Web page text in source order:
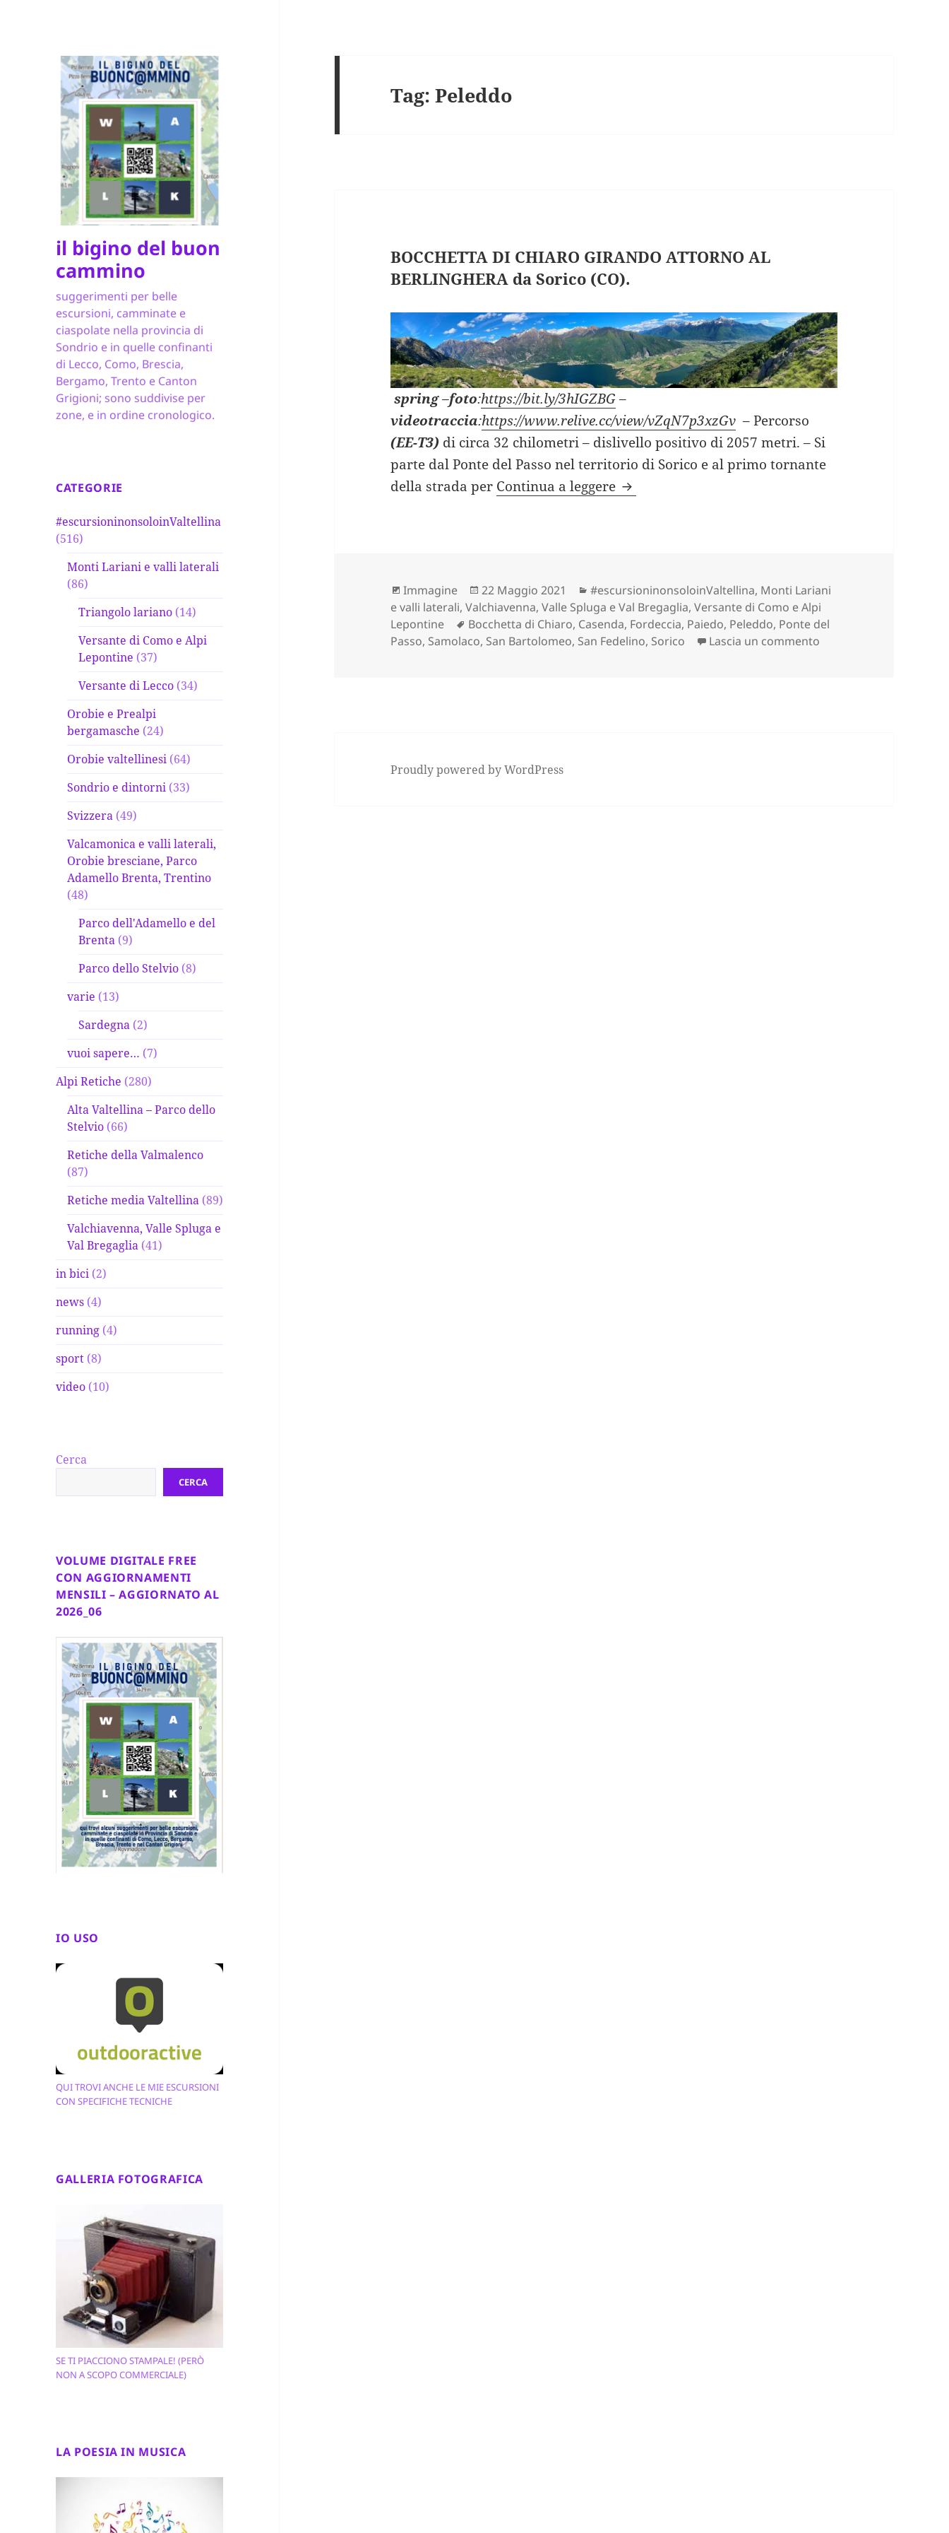
il bigino del buon
cammino
suggerimenti per belle
escursioni, camminate e
ciaspolate nella provincia di
Sondrio e in quelle confinanti
di Lecco, Como, Brescia,
Bergamo, Trento e Canton
Grigioni; sono suddivise per
zone, e in ordine cronologico.
CATEGORIE
#escursioninonsoloinValtellina
(516)
Monti Lariani e valli laterali
(86)
Triangolo lariano (14)
Versante di Como e Alpi
Lepontine (37)
Versante di Lecco (34)
Orobie e Prealpi
bergamasche (24)
Orobie valtellinesi (64)
Sondrio e dintorni (33)
Svizzera (49)
Valcamonica e valli laterali,
Orobie bresciane, Parco
Adamello Brenta, Trentino
(48)
Parco dell'Adamello e del
Brenta (9)
Parco dello Stelvio (8)
varie (13)
Sardegna (2)
vuoi sapere… (7)
Alpi Retiche (280)
Alta Valtellina – Parco dello
Stelvio (66)
Retiche della Valmalenco
(87)
Retiche media Valtellina (89)
Valchiavenna, Valle Spluga e
Val Bregaglia (41)
in bici (2)
news (4)
running (4)
sport (8)
video (10)
Cerca
CERCA
VOLUME DIGITALE FREE
CON AGGIORNAMENTI
MENSILI – AGGIORNATO AL
2026_06
IO USO
QUI TROVI ANCHE LE MIE ESCURSIONI
CON SPECIFICHE TECNICHE
GALLERIA FOTOGRAFICA
SE TI PIACCIONO STAMPALE! (PERÒ
NON A SCOPO COMMERCIALE)
LA POESIA IN MUSICA
Tag:Peleddo
BOCCHETTA DI CHIARO GIRANDO ATTORNO AL
BERLINGHERA da Sorico (CO).
spring–foto:https://bit.ly/3hIGZBG–
videotraccia:https://www.relive.cc/view/vZqN7p3xzGv – Percorso
(EE-T3) di circa 32 chilometri – dislivello positivo di 2057 metri. – Si
parte dal Ponte del Passo nel territorio di Sorico e al primo tornante
della strada per Continua a leggere BOCCHETTA DI CHIARO GIRANDO ATTORNO AL
Formato
Immagine
Scritto
il
22 Maggio 2021 Categorie
#escursioninonsoloinValtellina, Monti Lariani
e valli laterali,Valchiavenna, Valle Spluga e Val Bregaglia,Versante di Como e Alpi
Lepontine
Tag
Bocchetta di Chiaro, Casenda, Fordeccia, Paiedo, Peleddo, Ponte del
Passo, Samolaco, San Bartolomeo, San Fedelino, Sorico Lascia un commento
Proudly powered by WordPress